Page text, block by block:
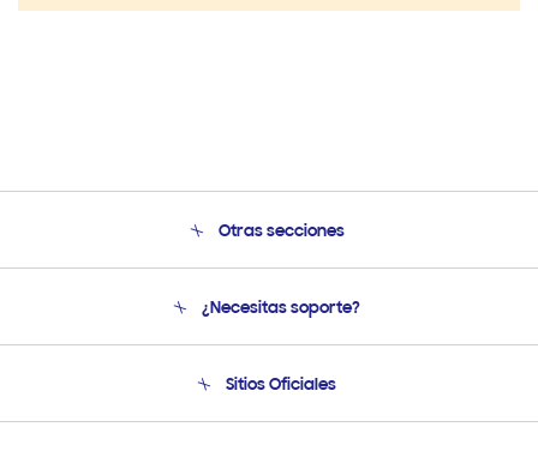
Otras secciones
Soporte
¿Necesitas soporte?
Soporte vía eMail
Sitios Oficiales